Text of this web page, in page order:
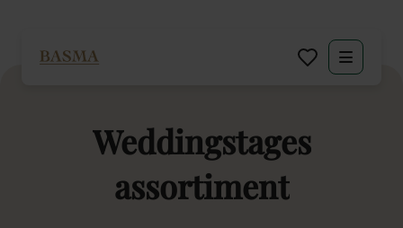
Zakelijk
Decoratie huren
Weddingstages
assortiment